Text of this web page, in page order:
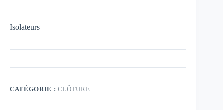
Isolateurs
CATÉGORIE : CLÔTURE